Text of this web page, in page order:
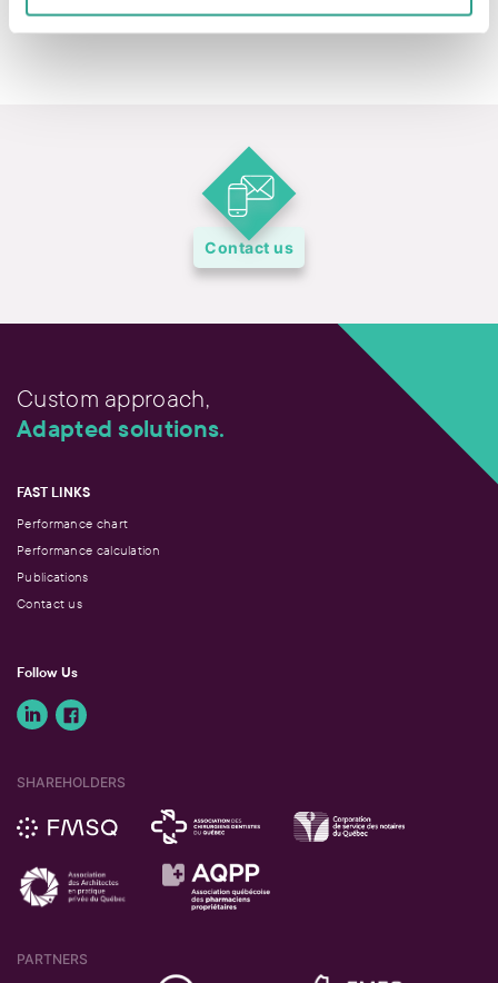
Contact us
Custom approach,
Adapted solutions.
FAST LINKS
Performance chart
Performance calculation
Publications
Contact us
Follow Us
SHAREHOLDERS
PARTNERS